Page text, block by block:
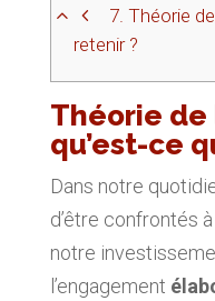
7. Théorie
retenir ?
Théorie de
qu’est-ce
Dans notre
d’être confrontés
notre
l’engagement